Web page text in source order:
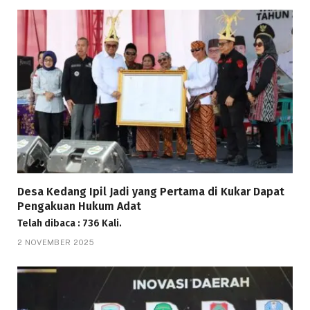
Desa Kedang Ipil Jadi yang Pertama di Kukar Dapat
Pengakuan Hukum Adat
Telah dibaca : 736 Kali.
2 NOVEMBER 2025